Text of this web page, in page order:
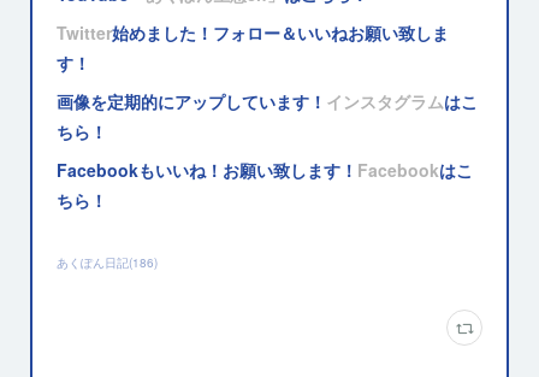
Twitter始めました！フォロー＆いいねお願い致しま
す！
画像を定期的にアップしています！ インスタグラムはこ
ちら！
Facebookもいいね！お願い致します！ Facebookはこ
ちら！
あくぽん日記(186)